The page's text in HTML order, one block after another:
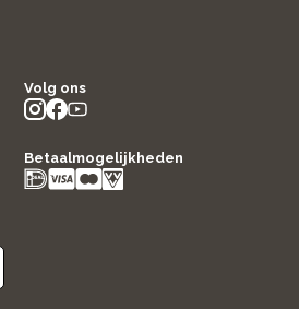
Volg ons
instagram
facebook
Betaalmogelijkheden